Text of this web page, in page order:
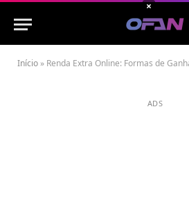
Início » Renda Extra Online: Formas de
ADS
×